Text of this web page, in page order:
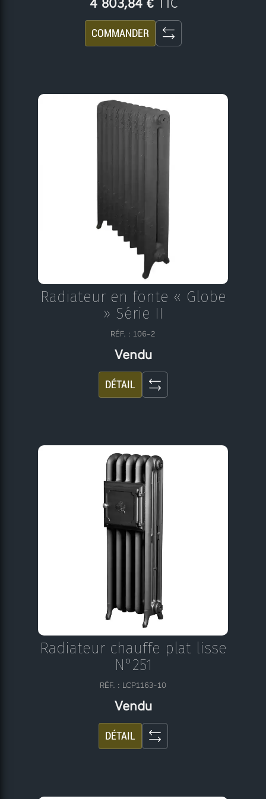
4 803,84 € TTC
COMMANDER
Radiateur en fonte « Globe
» Série II
RÉF. : 106-2
Vendu
DÉTAIL
Radiateur chauffe plat lisse
N°251
RÉF. : LCP1163-10
Vendu
DÉTAIL